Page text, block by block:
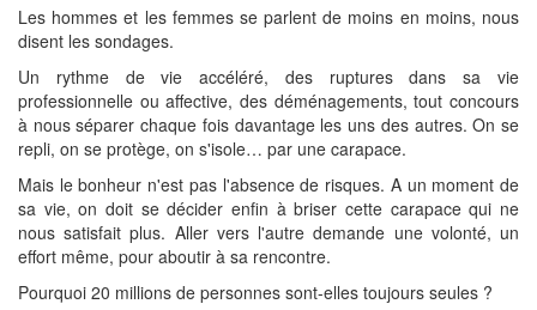
Les hommes et les femmes se parlent de moins en moins, nous
disent les sondages.
Un rythme de vie accéléré, des ruptures dans sa vie
professionnelle ou affective, des déménagements, tout concours
à nous séparer chaque fois davantage les uns des autres. On se
repli, on se protège, on s'isole… par une carapace.
Mais le bonheur n'est pas l'absence de risques. A un moment de
sa vie, on doit se décider enfin à briser cette carapace qui ne
nous satisfait plus. Aller vers l'autre demande une volonté, un
effort même, pour aboutir à sa rencontre.
Pourquoi 20 millions de personnes sont-elles toujours seules ?